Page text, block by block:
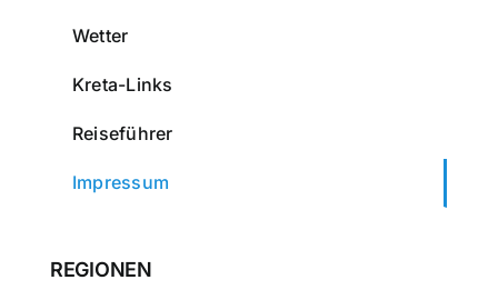
Wetter
Kreta-Links
Reiseführer
Impressum
REGIONEN